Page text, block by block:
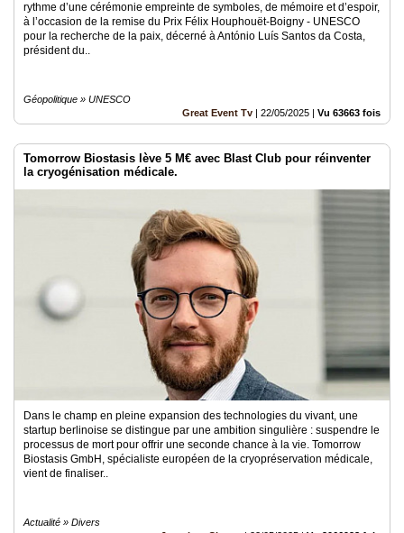
rythme d’une cérémonie empreinte de symboles, de mémoire et d’espoir,
à l’occasion de la remise du Prix Félix Houphouët-Boigny - UNESCO
pour la recherche de la paix, décerné à António Luís Santos da Costa,
président du..
Géopolitique » UNESCO
Great Event Tv | 22/05/2025 | Vu 63663 fois
Tomorrow Biostasis lève 5 M€ avec Blast Club pour réinventer
la cryogénisation médicale.
Dans le champ en pleine expansion des technologies du vivant, une
startup berlinoise se distingue par une ambition singulière : suspendre le
processus de mort pour offrir une seconde chance à la vie. Tomorrow
Biostasis GmbH, spécialiste européen de la cryopréservation médicale,
vient de finaliser..
Actualité » Divers